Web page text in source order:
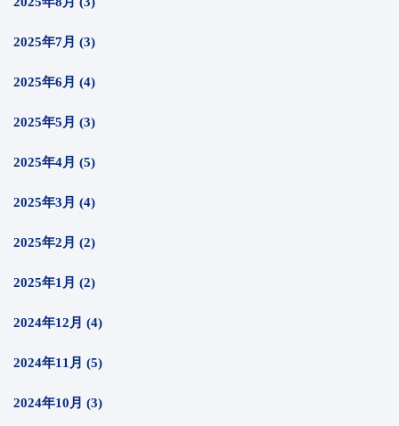
2025年7月 (3)
2025年6月 (4)
2025年5月 (3)
2025年4月 (5)
2025年3月 (4)
2025年2月 (2)
2025年1月 (2)
2024年12月 (4)
2024年11月 (5)
2024年10月 (3)